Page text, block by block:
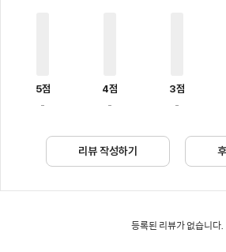
5점
-
4점
-
3점
-
리뷰 작성하기
등록된 리뷰가 없습니다.